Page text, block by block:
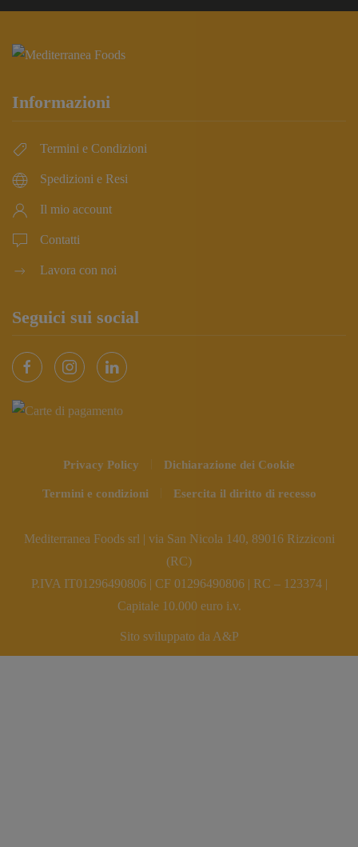
Informazioni
Termini e Condizioni
Spedizioni e Resi
Il mio account
Contatti
Lavora con noi
Seguici sui social
Privacy Policy Dichiarazione dei Cookie
Termini e condizioni Esercita il diritto di recesso
Mediterranea Foods srl | via San Nicola 140, 89016 Rizziconi
(RC)
P.IVA IT01296490806 | CF 01296490806 | RC – 123374 |
Capitale 10.000 euro i.v.
Sito sviluppato da A&P